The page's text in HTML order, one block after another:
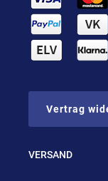
Vertrag
VERSAND